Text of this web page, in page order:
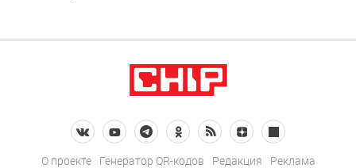
О проекте Генератор QR-кодов Редакция Реклама